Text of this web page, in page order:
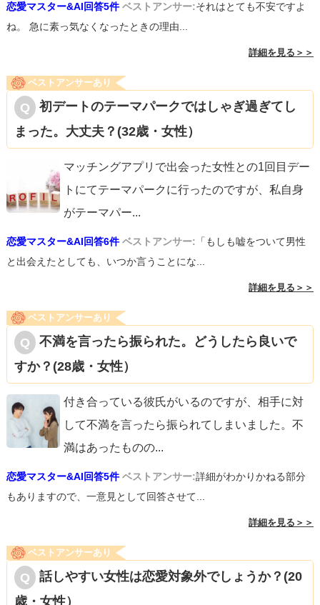
恋愛マスター&AI回答5件 ベストアンサー:それはとても不安ですよ
ね。 急に素っ気なくなったときの理由...
詳細を見る＞＞
ベストアンサーあり
初デートのテーマパークではしゃぎ過ぎてし
まった。大丈夫？(32歳・女性）
マッチングアプリで出会った女性との1回目デー
トにてテーマパークに行ったのですが、私自身
がテーマパー...
恋愛マスター&AI回答6件 ベストアンサー: 「もしも嘘をついて男性
と出会えたとしても、いつか言うことにな...
詳細を見る＞＞
ベストアンサーあり
不満を言ったら振られた。どうしたら良いで
すか？(28歳・女性）
付き合っている彼氏がいるのですが、相手に対
して不満を言ったら振られてしまいました。不
満はあったものの...
恋愛マスター&AI回答5件 ベストアンサー:詳細がわかりかねる部分
もありますので、一意見として回答させて...
詳細を見る＞＞
ベストアンサーあり
話しやすい女性は恋愛対象外でしょうか？(20
歳・女性）